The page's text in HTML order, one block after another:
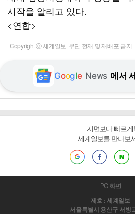
시작을 알리고 있다.
<연합>
Copyright ⓒ 세계일보. 무단 전재 및 재배포 금지
Google News 에서
지면보다 빠르게!
세계일보를 만나보
PC 화면
제호 : 세계일보
서울특별시 용산구 서빙